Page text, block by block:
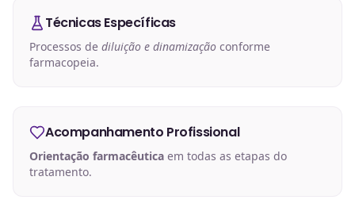
Técnicas Específicas
Processos de diluição e dinamização conforme
farmacopeia.
Acompanhamento Profissional
Orientação farmacêutica em todas as etapas do
tratamento.